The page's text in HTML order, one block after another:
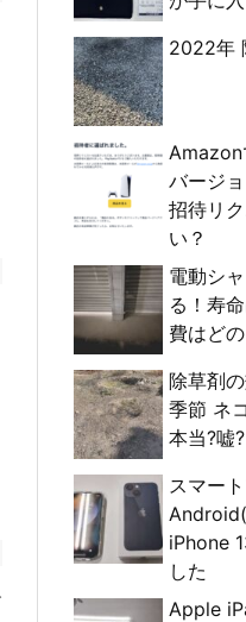
2022年
バージ
招待リ
い？
電動シ
る！寿
費はど
除草剤
季節 ネ
本当?嘘?
スマー
iPhone
した
Apple